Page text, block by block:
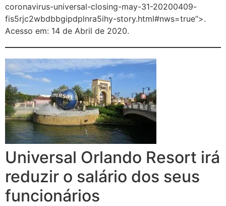
coronavirus-universal-closing-may-31-20200409-
fis5rjc2wbdbbgipdplnra5ihy-story.html#nws=true“>.
Acesso em: 14 de Abril de 2020.
Universal Orlando Resort irá
reduzir o salário dos seus
funcionários